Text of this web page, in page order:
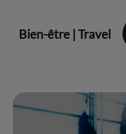
Bien-être |Travel